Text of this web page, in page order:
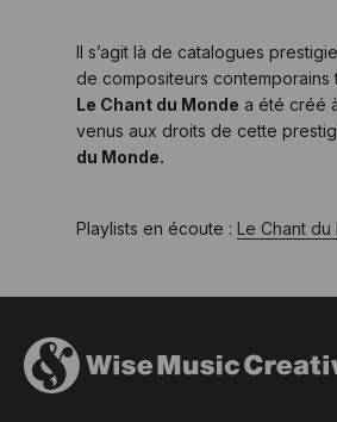
Il s’agit là de catalogues
de compositeurs contemporains
Le Chant du Monde a été créé
venus aux droits de cette
du Monde.
Playlists en écoute : Le Chant